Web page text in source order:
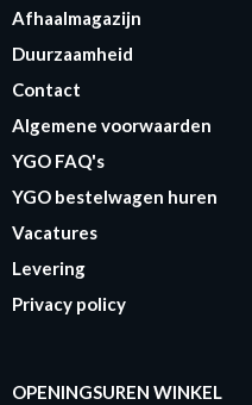
Afhaalmagazijn
Duurzaamheid
Contact
Algemene voorwaarden
YGO FAQ's
YGO bestelwagen huren
Vacatures
Levering
Privacy policy
OPENINGSUREN WINKEL